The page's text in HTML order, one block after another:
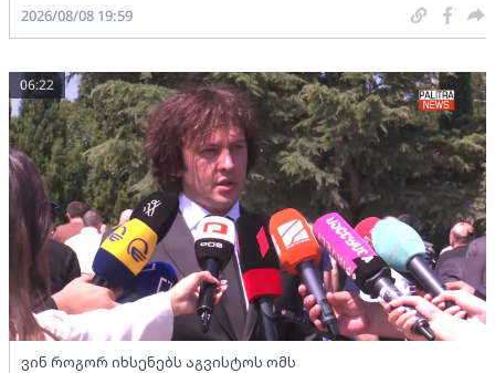
2026/08/08 19:59
ვინ როგორ იხსენებს აგვისტოს ომს
06:22